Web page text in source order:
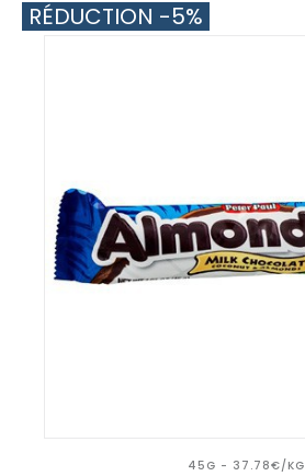
45G - 37.78€/KG
RÉDUCTION -5%